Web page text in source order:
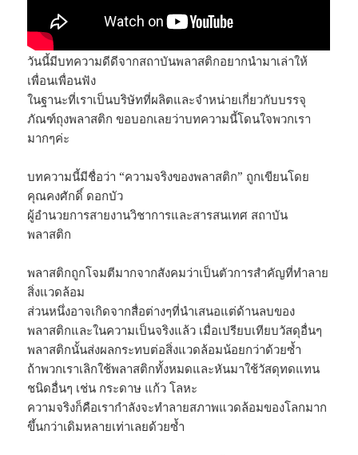
วันนี้มีบทความดีดีจากสถาบันพลาสติกอยากนำมาเล่าให้
เพื่อนเพื่อนฟัง
ในฐานะที่เราเป็นบริษัทที่ผลิตและจำหน่ายเกี่ยวกับบรรจุ
ภัณฑ์ถุงพลาสติก ขอบอกเลยว่าบทความนี้โดนใจพวกเรา
มากๆค่ะ
บทความนี้มีชื่อว่า “ความจริงของพลาสติก” ถูกเขียนโดย
คุณคงศักดิ์ ดอกบัว
ผู้อำนวยการสายงานวิชาการและสารสนเทศ สถาบัน
พลาสติก
พลาสติกถูกโจมตีมากจากสังคมว่าเป็นตัวการสำคัญที่ทำลาย
สิ่งแวดล้อม
ส่วนหนึ่งอาจเกิดจากสื่อต่างๆที่นำเสนอแต่ด้านลบของ
พลาสติกและในความเป็นจริงแล้ว เมื่อเปรียบเทียบวัสดุอื่นๆ
พลาสติกนั้นส่งผลกระทบต่อสิ่งแวดล้อมน้อยกว่าด้วยซ้ำ
ถ้าพวกเราเลิกใช้พลาสติกทั้งหมดและหันมาใช้วัสดุทดแทน
ชนิดอื่นๆ เช่น กระดาษ แก้ว โลหะ
ความจริงก็คือเรากำลังจะทำลายสภาพแวดล้อมของโลกมาก
ขึ้นกว่าเดิมหลายเท่าเลยด้วยซ้ำ